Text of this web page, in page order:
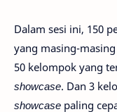
Dalam sesi ini, 150
yang masing-
50 kelompok yang
showcase. Dan 3
showcase paling